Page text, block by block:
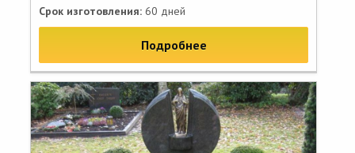
Срок изготовления: 60 дней
Подробнее